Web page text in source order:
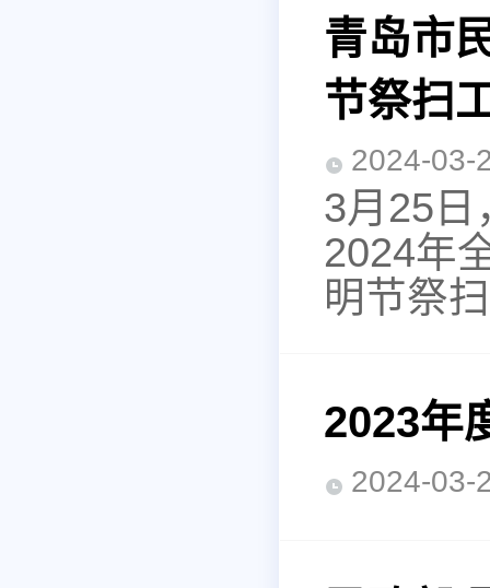
青岛市
节祭扫
2024-
3月25日
2024年
明节祭
2023年
2024-